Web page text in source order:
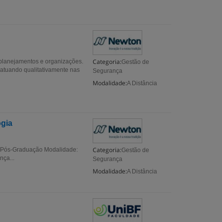
Categoria:Gestão de
Segurança
Modalidade:A Distância
e organizações.
qualitativamente nas
Categoria:Gestão de
Segurança
Modalidade:A Distância
Graduação Modalidade: